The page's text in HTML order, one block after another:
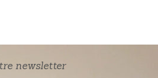
newsletter